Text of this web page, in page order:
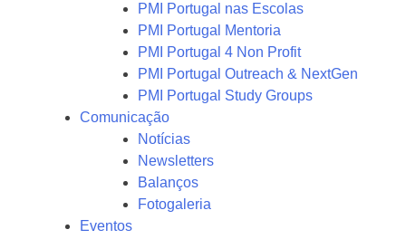
PMI Portugal nas Escolas
PMI Portugal Mentoria
PMI Portugal 4 Non Profit
PMI Portugal Outreach & NextGen
PMI Portugal Study Groups
Comunicação
Notícias
Newsletters
Balanços
Fotogaleria
Eventos